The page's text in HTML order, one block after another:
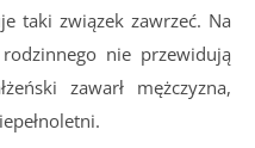
taki związek zawrzeć. Na
nie przewidują
zawarł mężczyzna,